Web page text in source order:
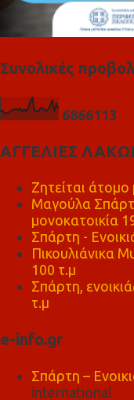
Συνολικές
68661 13
ΑΓΓΕΛΙΕΣ
Ζητείται άτομο
Μαγούλα
μονοκατοικία
Σπάρτη -
Πικουλιάνικα
100 τ.μ
Σπάρτη,
τ.μ
e-info.gr
Σπάρτη –
international